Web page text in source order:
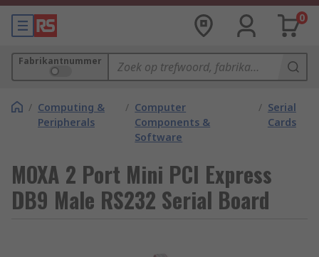
0
Fabrikantnummer
/ Computing &
Peripherals
/ Computer
Components &
Software
/ Serial
Cards
MOXA 2 Port Mini PCI Express
DB9 Male RS232 Serial Board